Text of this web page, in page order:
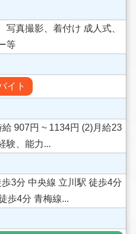
真撮影、着付け 成人式、
等
イト
907円 ~ 1134円 (2)月給23
験、能力...
3分 中央線 立川駅 徒歩4分
歩4分 青梅線...